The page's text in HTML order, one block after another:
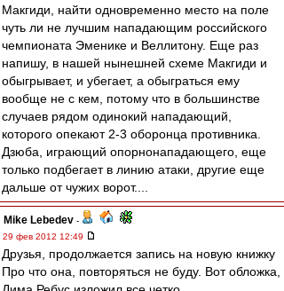
Макгиди, найти одновременно место на поле
чуть ли не лучшим нападающим российского
чемпионата Эменике и Веллитону. Еще раз
напишу, в нашей нынешней схеме Макгиди и
обыгрывает, и убегает, а обыграться ему
вообще не с кем, потому что в большинстве
случаев рядом одинокий нападающий,
которого опекают 2-3 оборонца противника.
Дзюба, играющий опорнонападающего, еще
только подбегает в линию атаки, другие еще
дальше от чужих ворот....
Mike Lebedev -
29 фев 2012 12:49
Друзья, продолжается запись на новую книжку
Про что она, повторяться не буду. Вот обложка,